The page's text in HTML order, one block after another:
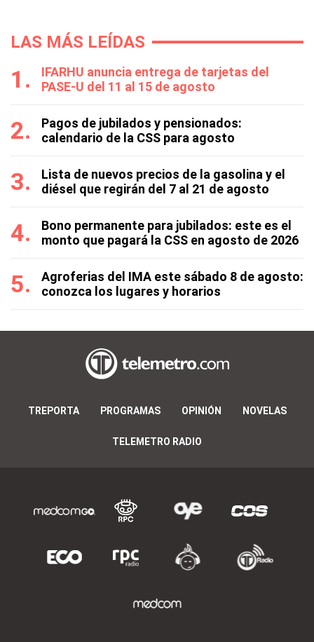
LAS MÁS LEÍDAS
IFARHU anuncia entrega de tarjetas del
PASE-U del 11 al 15 de agosto
Pagos de jubilados y pensionados:
calendario de la CSS para agosto
Lista de nuevos precios de la gasolina y el
diésel que regirán del 7 al 21 de agosto
Bono permanente para jubilados: este es el
monto que pagará la CSS en agosto de 2026
Agroferias del IMA este sábado 8 de agosto:
conozca los lugares y horarios
TREPORTA PROGRAMAS OPINIÓN NOVELAS
TELEMETRO RADIO